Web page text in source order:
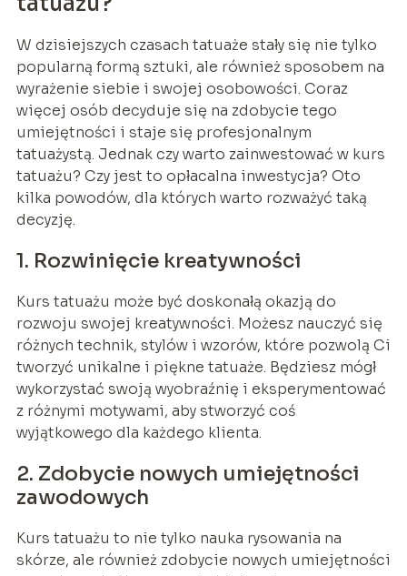
W dzisiejszych czasach tatuaże stały się nie tylko
popularną formą sztuki, ale również sposobem na
wyrażenie siebie i swojej osobowości. Coraz
więcej osób decyduje się na zdobycie tego
umiejętności i staje się profesjonalnym
tatuażystą. Jednak czy warto zainwestować w kurs
tatuażu? Czy jest to opłacalna inwestycja? Oto
kilka powodów, dla których warto rozważyć taką
decyzję.
1. Rozwinięcie kreatywności
Kurs tatuażu może być doskonałą okazją do
rozwoju swojej kreatywności. Możesz nauczyć się
różnych technik, stylów i wzorów, które pozwolą Ci
tworzyć unikalne i piękne tatuaże. Będziesz mógł
wykorzystać swoją wyobraźnię i eksperymentować
z różnymi motywami, aby stworzyć coś
wyjątkowego dla każdego klienta.
2. Zdobycie nowych umiejętności
zawodowych
Kurs tatuażu to nie tylko nauka rysowania na
skórze, ale również zdobycie nowych umiejętności